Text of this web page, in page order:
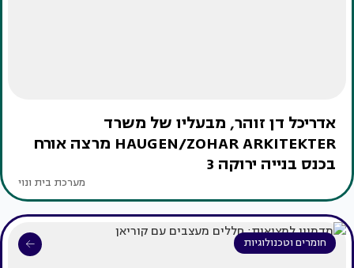
אדריכל דן זוהר, מבעליו של משרד
HAUGEN/ZOHAR ARKITEKTER מרצה אורח
בכנס בנייה ירוקה 3
מערכת בית ונוי
חומרים וטכנולוגיות